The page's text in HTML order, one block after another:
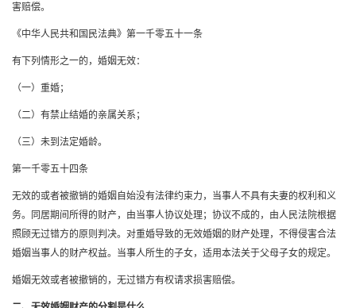
害赔偿。
《中华人民共和国民法典》第一千零五十一条
有下列情形之一的，婚姻无效：
（一）重婚；
（二）有禁止结婚的亲属关系；
（三）未到法定婚龄。
第一千零五十四条
无效的或者被撤销的婚姻自始没有法律约束力，当事人不具有夫妻的权利和义
务。同居期间所得的财产，由当事人协议处理；协议不成的，由人民法院根据
照顾无过错方的原则判决。对重婚导致的无效婚姻的财产处理，不得侵害合法
婚姻当事人的财产权益。当事人所生的子女，适用本法关于父母子女的规定。
婚姻无效或者被撤销的，无过错方有权请求损害赔偿。